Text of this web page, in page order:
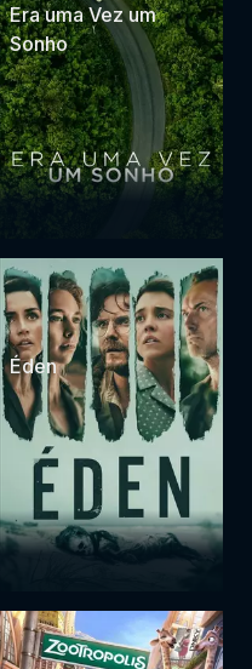
Era uma Vez um
Sonho
Éden